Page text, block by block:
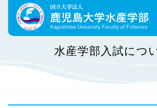
content
水産学部入試につ